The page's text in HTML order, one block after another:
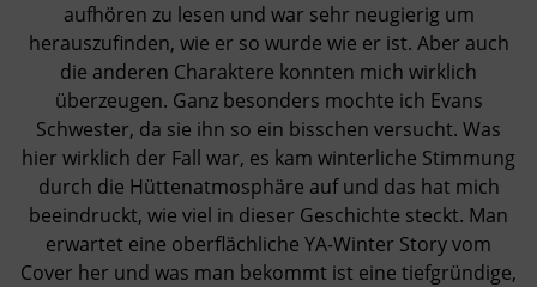
aufhören zu lesen und war sehr neugierig um
herauszufinden, wie er so wurde wie er ist. Aber auch
die anderen Charaktere konnten mich wirklich
überzeugen. Ganz besonders mochte ich Evans
Schwester, da sie ihn so ein bisschen versucht. Was
hier wirklich der Fall war, es kam winterliche Stimmung
durch die Hüttenatmosphäre auf und das hat mich
beeindruckt, wie viel in dieser Geschichte steckt. Man
erwartet eine oberflächliche YA-Winter Story vom
Cover her und was man bekommt ist eine tiefgründige,